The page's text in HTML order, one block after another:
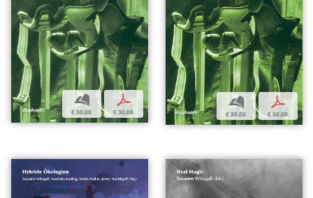
b
€ 30,00
p
€ 30,00
b
€ 30,00
p
€ 30,00